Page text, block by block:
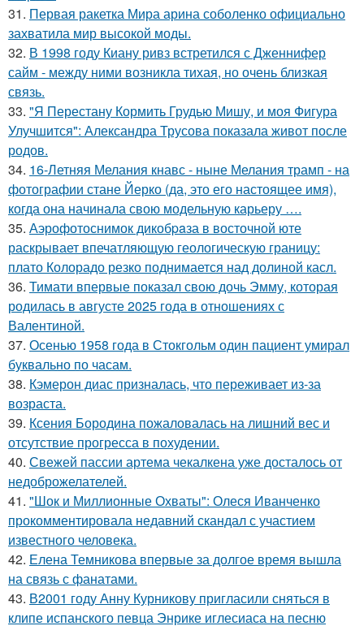
31. Первая ракетка Мира арина соболенко официально
захватила мир высокой моды.
32. В 1998 году Киану ривз встретился с Дженнифер
сайм - между ними возникла тихая, но очень близкая
связь.
33. "Я Перестану Кормить Грудью Мишу, и моя Фигура
Улучшится": Александра Трусова показала живот после
родов.
34. 16-Летняя Мелания кнавс - ныне Мелания трамп - на
фотографии стане Йерко (да, это его настоящее имя),
когда она начинала свою модельную карьеру ….
35. Аэрофотоснимок дикобpaза в восточной юте
раскрывает впечатляющую геологическую границу:
плато Колорадо резко поднимается над долиной касл.
36. Тимати впервые показал свою дочь Эмму, которая
родилась в августе 2025 года в отношениях с
Валентиной.
37. Осенью 1958 года в Стокгольм один пациент умирал
буквально по часам.
38. Кэмерон диас призналась, что переживает из-за
возраста.
39. Ксения Бородина пожаловалась на лишний вес и
отсутствие прогресса в похудении.
40. Свежей пассии артема чекалкена уже досталось от
недоброжелателей.
41. "Шок и Миллионные Охваты": Олеся Иванченко
прокомментировала недавний скандал с участием
известного человека.
42. Елена Темникова впервые за долгое время вышла
на связь с фанатами.
43. В2001 году Анну Курникову пригласили сняться в
клипе испанского певца Энрике иглесиаса на песню